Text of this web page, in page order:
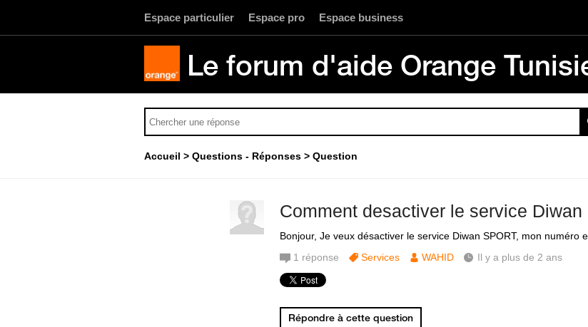
Espace particulier Espace pro Espace business
Le forum d'aide Orange
Accueil Questions - Réponses Question
Comment desactiver le service Diwan
Bonjour, Je veux désactiver le service Diwan SPORT, mon numéro
1 réponse Services WAHID Il y a plus de 2 ans
Répondre à cette question